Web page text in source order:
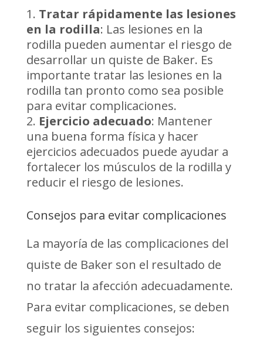
Tratar rápidamente las lesiones
en la rodilla: Las lesiones en la
rodilla pueden aumentar el riesgo de
desarrollar un quiste de Baker. Es
importante tratar las lesiones en la
rodilla tan pronto como sea posible
para evitar complicaciones.
Ejercicio adecuado: Mantener
una buena forma física y hacer
ejercicios adecuados puede ayudar a
fortalecer los músculos de la rodilla y
reducir el riesgo de lesiones.
Consejos para evitar complicaciones
La mayoría de las complicaciones del
quiste de Baker son el resultado de
no tratar la afección adecuadamente.
Para evitar complicaciones, se deben
seguir los siguientes consejos: